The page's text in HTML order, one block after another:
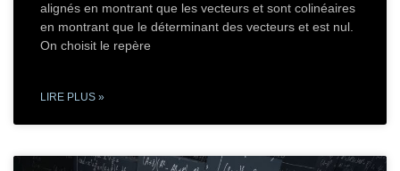
alignés en montrant que les vecteurs et sont colinéaires
en montrant que le déterminant des vecteurs et est nul.
On choisit le repère
LIRE PLUS »